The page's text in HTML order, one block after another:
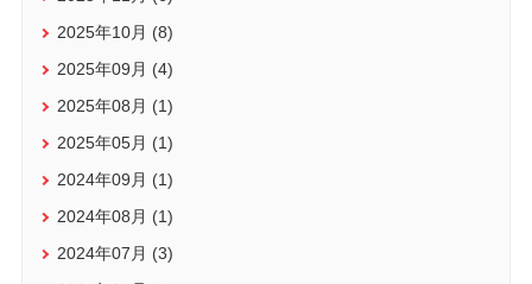
2025年10月 (8)
2025年09月 (4)
2025年08月 (1)
2025年05月 (1)
2024年09月 (1)
2024年08月 (1)
2024年07月 (3)